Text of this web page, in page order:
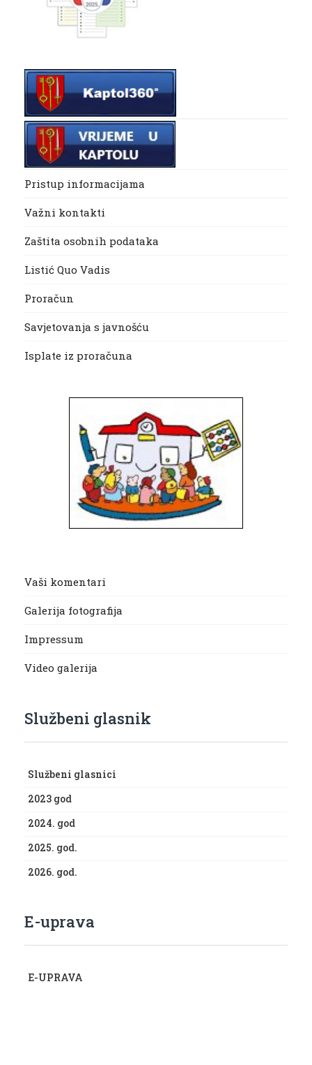
Pristup informacijama
Važni kontakti
Zaštita osobnih podataka
Listić Quo Vadis
Proračun
Savjetovanja s javnošću
Isplate iz proračuna
Vaši komentari
Galerija fotografija
Impressum
Video galerija
Službeni glasnik
Službeni glasnici
2023 god
2024. god
2025. god.
2026. god.
E-uprava
E-UPRAVA